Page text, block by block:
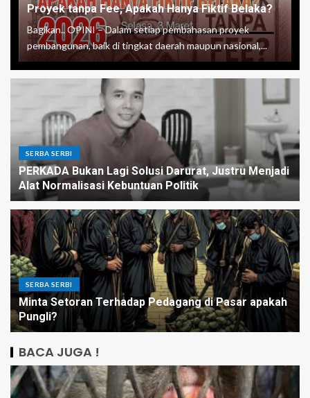
Proyek tanpa Fee, Apakah Hanya Fiktif Belaka?
Bagikan.. OPINI – Dalam setiap pembahasan proyek
pembangunan, baik di tingkat daerah maupun nasional,...
SERBA SERBI
PERKADA Bukan Lagi Solusi Darurat, Justru Menjadi
Alat Normalisasi Kebuntuan Politik
SERBA SERBI
Minta Setoran Terhadap Pedagang di Pasar apakah
Pungli?
BACA JUGA !